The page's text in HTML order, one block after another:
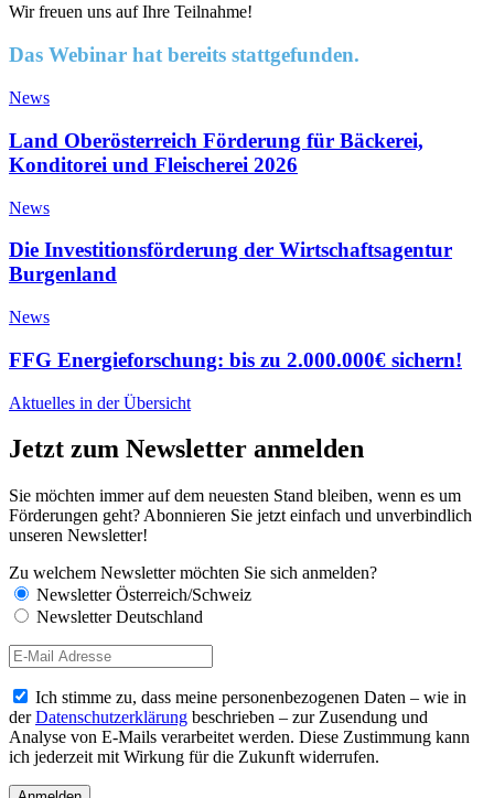
Wir freuen uns auf Ihre Teilnahme!
Das Webinar hat bereits stattgefunden.
News
Land Oberösterreich Förderung für Bäckerei,
Konditorei und Fleischerei 2026
News
Die Investitionsförderung der Wirtschaftsagentur
Burgenland
News
FFG Energieforschung: bis zu 2.000.000€ sichern!
Aktuelles in der Übersicht
Jetzt zum Newsletter anmelden
Sie möchten immer auf dem neuesten Stand bleiben, wenn es um
Förderungen geht? Abonnieren Sie jetzt einfach und unverbindlich
unseren Newsletter!
Zu welchem Newsletter möchten Sie sich anmelden?
Newsletter Österreich/Schweiz
Newsletter Deutschland
Ich stimme zu, dass meine personenbezogenen Daten – wie in
derDatenschutzerklärung beschrieben – zur Zusendung und
Analyse von E-Mails verarbeitet werden. Diese Zustimmung kann
ich jederzeit mit Wirkung für die Zukunft widerrufen.